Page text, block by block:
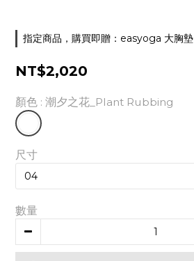
指定商品，購買即贈：easyoga 大胸墊
NT$2,020
顏色 : 潮夕之花_Plant Rubbing
尺寸
數量